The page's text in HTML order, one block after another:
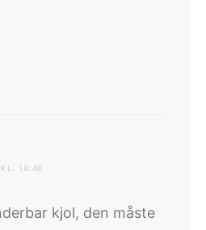
16:46
kjol, den måste